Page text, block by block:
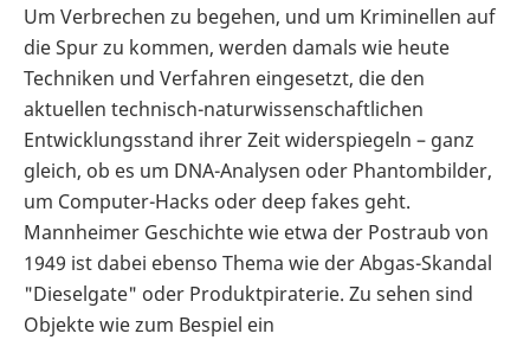
Um Verbrechen zu begehen, und um Kriminellen auf
die Spur zu kommen, werden damals wie heute
Techniken und Verfahren eingesetzt, die den
aktuellen technisch-naturwissenschaftlichen
Entwicklungsstand ihrer Zeit widerspiegeln – ganz
gleich, ob es um DNA-Analysen oder Phantombilder,
um Computer-Hacks oder deep fakes geht.
Mannheimer Geschichte wie etwa der Postraub von
1949 ist dabei ebenso Thema wie der Abgas-Skandal
"Dieselgate" oder Produktpiraterie. Zu sehen sind
Objekte wie zum Bespiel ein